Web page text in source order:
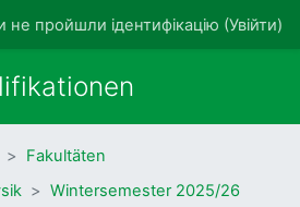
не пройшли ідентифікацію (Увійти)
Fakultäten
Wintersemester 2025/26